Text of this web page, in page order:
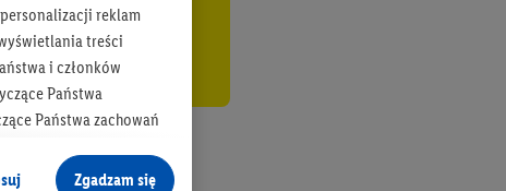
reklam
treści
i członków
Państwa
Państwa zachowań
Zgadzam się